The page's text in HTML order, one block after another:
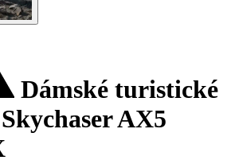
Dámské turistické
AX5